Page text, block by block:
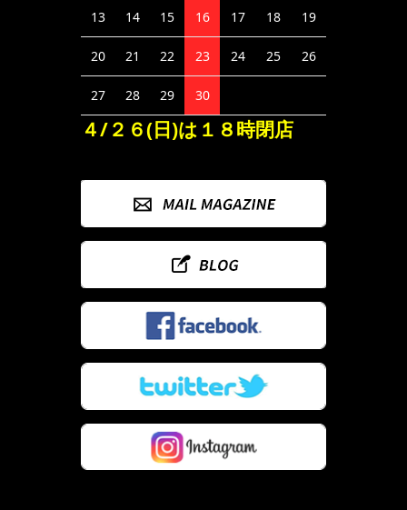
13 14 15 16 17 18 19
20 21 22 23 24 25 26
27 28 29 30
４/２６(日)は１８時閉店